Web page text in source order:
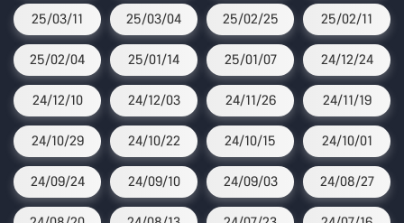
25/03/11 25/03/04 25/02/25 25/02/11
25/02/04 25/01/14 25/01/07 24/12/24
24/12/10 24/12/03 24/11/26 24/11/19
24/10/29 24/10/22 24/10/15 24/10/01
24/09/24 24/09/10 24/09/03 24/08/27